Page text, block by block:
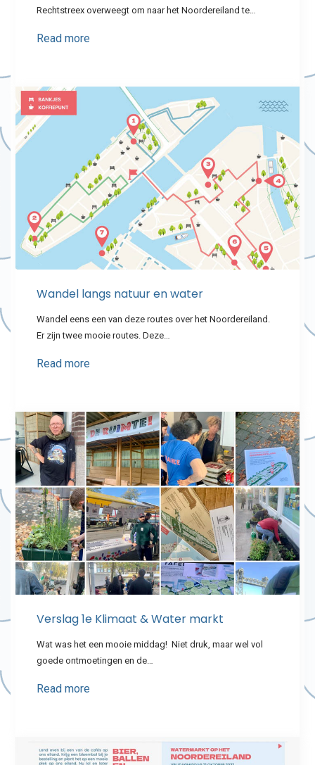
Rechtstreex overweegt om naar het Noordereiland te…
Read more
Wandel langs natuur en water
Wandel eens een van deze routes over het Noordereiland.
Er zijn twee mooie routes. Deze…
Read more
Verslag 1e Klimaat & Water markt
Wat was het een mooie middag! Niet druk, maar wel vol
goede ontmoetingen en de…
Read more